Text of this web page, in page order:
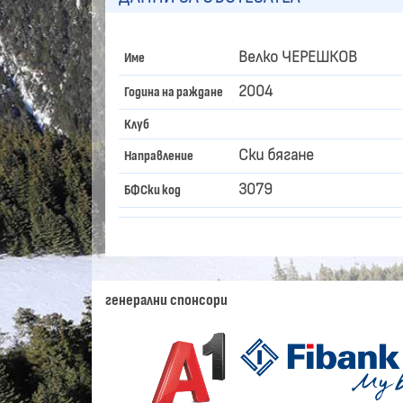
Име Велко ЧЕРЕШКОВ
Година на раждане 2004
Клуб
Направление Ски бягане
БФСки код 3079
генерални спонсори